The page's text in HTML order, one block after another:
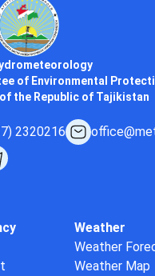
of Environmental
the Republic of Tajikistan
2320216
Weather
Weather
Weather Map